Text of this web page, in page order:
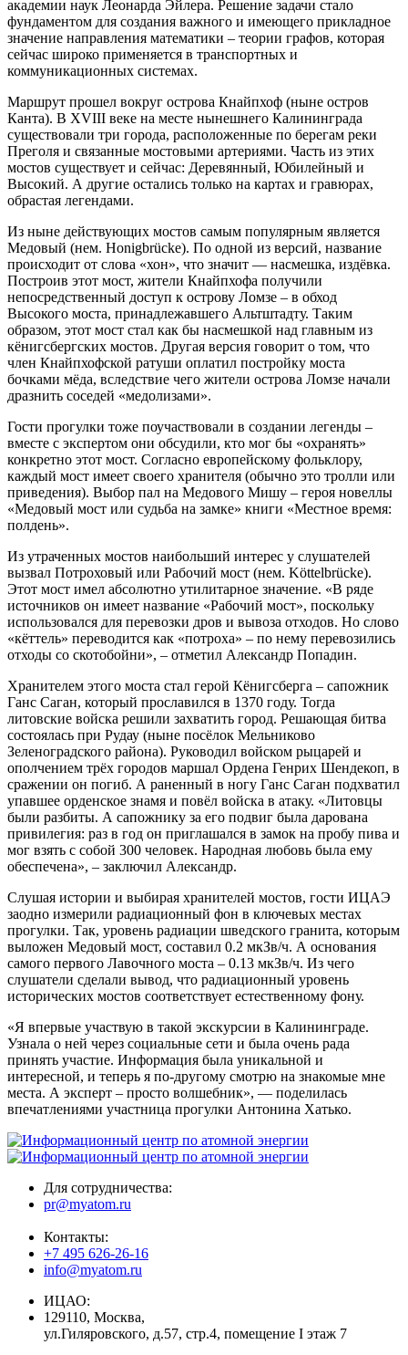
академии наук Леонарда Эйлера. Решение задачи стало
фундаментом для создания важного и имеющего прикладное
значение направления математики – теории графов, которая
сейчас широко применяется в транспортных и
коммуникационных системах.
Маршрут прошел вокруг острова Кнайпхоф (ныне остров
Канта). В XVIII веке на месте нынешнего Калининграда
существовали три города, расположенные по берегам реки
Преголя и связанные мостовыми артериями. Часть из этих
мостов существует и сейчас: Деревянный, Юбилейный и
Высокий. А другие остались только на картах и гравюрах,
обрастая легендами.
Из ныне действующих мостов самым популярным является
Медовый (нем. Honigbrücke). По одной из версий, название
происходит от слова «хон», что значит — насмешка, издёвка.
Построив этот мост, жители Кнайпхофа получили
непосредственный доступ к острову Ломзе – в обход
Высокого моста, принадлежавшего Альтштадту. Таким
образом, этот мост стал как бы насмешкой над главным из
кёнигсбергских мостов. Другая версия говорит о том, что
член Кнайпхофской ратуши оплатил постройку моста
бочками мёда, вследствие чего жители острова Ломзе начали
дразнить соседей «медолизами».
Гости прогулки тоже поучаствовали в создании легенды –
вместе с экспертом они обсудили, кто мог бы «охранять»
конкретно этот мост. Согласно европейскому фольклору,
каждый мост имеет своего хранителя (обычно это тролли или
приведения). Выбор пал на Медового Мишу – героя новеллы
«Медовый мост или судьба на замке» книги «Местное время:
полдень».
Из утраченных мостов наибольший интерес у слушателей
вызвал Потроховый или Рабочий мост (нем. Köttelbrücke).
Этот мост имел абсолютно утилитарное значение. «В ряде
источников он имеет название «Рабочий мост», поскольку
использовался для перевозки дров и вывоза отходов. Но слово
«кёттель» переводится как «потроха» – по нему перевозились
отходы со скотобойни», – отметил Александр Попадин.
Хранителем этого моста стал герой Кёнигсберга – сапожник
Ганс Саган, который прославился в 1370 году. Тогда
литовские войска решили захватить город. Решающая битва
состоялась при Рудау (ныне посёлок Мельниково
Зеленоградского района). Руководил войском рыцарей и
ополчением трёх городов маршал Ордена Генрих Шендекоп, в
сражении он погиб. А раненный в ногу Ганс Саган подхватил
упавшее орденское знамя и повёл войска в атаку. «Литовцы
были разбиты. А сапожнику за его подвиг была дарована
привилегия: раз в год он приглашался в замок на пробу пива и
мог взять с собой 300 человек. Народная любовь была ему
обеспечена», – заключил Александр.
Слушая истории и выбирая хранителей мостов, гости ИЦАЭ
заодно измерили радиационный фон в ключевых местах
прогулки. Так, уровень радиации шведского гранита, которым
выложен Медовый мост, составил 0.2 мкЗв/ч. А основания
самого первого Лавочного моста – 0.13 мкЗв/ч. Из чего
слушатели сделали вывод, что радиационный уровень
исторических мостов соответствует естественному фону.
«Я впервые участвую в такой экскурсии в Калининграде.
Узнала о ней через социальные сети и была очень рада
принять участие. Информация была уникальной и
интересной, и теперь я по-другому смотрю на знакомые мне
места. А эксперт – просто волшебник», — поделилась
впечатлениями участница прогулки Антонина Хатько.
Для сотрудничества:
pr@myatom.ru
Контакты:
+7 495 626-26-16
info@myatom.ru
ИЦАО:
129110, Москва,
ул.Гиляровского, д.57, стр.4, помещение I этаж 7